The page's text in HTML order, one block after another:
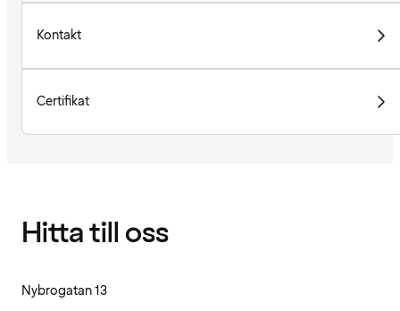
Kontakt
Certifikat
Hitta till oss
Nybrogatan 13